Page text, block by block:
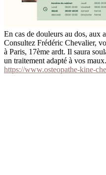
En cas de douleurs au dos, aux
Consultez Frédéric Chevalier,
à Paris, 17ème ardt. Il saura
un traitement adapté à vos maux.
https://www.osteopathe-kine-